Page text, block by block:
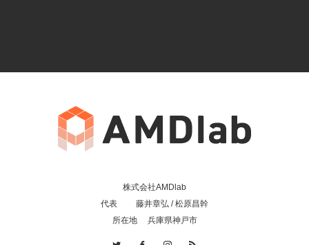
株式会社AMDlab
代表 藤井章弘 / 松原昌幹
所在地 兵庫県神戸市